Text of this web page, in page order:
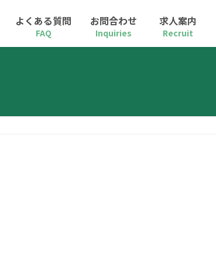
よくある質問
FAQ
お問合わせ
Inquiries
求人案内
Recruit